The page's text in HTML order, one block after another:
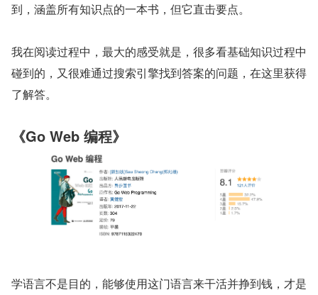
到，涵盖所有知识点的一本书，但它直击要点。
我在阅读过程中，最大的感受就是，很多看基础知识过程中
碰到的，又很难通过搜索引擎找到答案的问题，在这里获得
了解答。
《Go Web 编程》
学语言不是目的，能够使用这门语言来干活并挣到钱，才是